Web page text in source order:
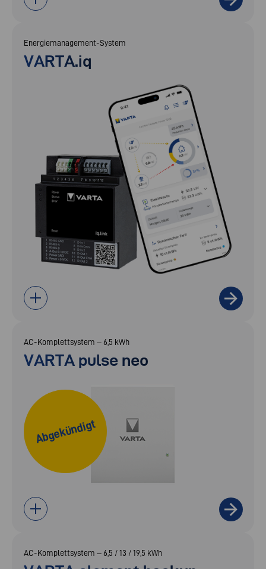
Energiemanagement-System
VARTA.iq
AC-Komplettsystem – 6,5 kWh
VARTA pulse neo
Abgekündigt
AC-Komplettsystem – 6,5 / 13 / 19,5 kWh